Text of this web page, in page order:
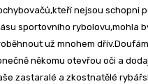
nejsou schopni
sportovního rybolovu,mohla
už mnohem
někomu otevřou oči a
zastaralé a zkostnatělé